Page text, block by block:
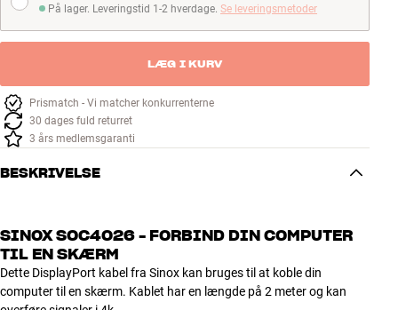
Log ind
Kundeservice
Byg med Lyd
På lager. Leveringstid 1-2 hverdage
På lager. Leveringstid 1-2 hverdage. Se leveringsmetoder
LÆG I KURV
Prismatch - Vi matcher konkurrenterne
30 dages fuld returret
3 års medlemsgaranti
BESKRIVELSE
SINOX SOC4026 - FORBIND DIN COMPUTER
TIL EN SKÆRM
Dette DisplayPort kabel fra Sinox kan bruges til at koble din
computer til en skærm. Kablet har en længde på 2 meter og kan